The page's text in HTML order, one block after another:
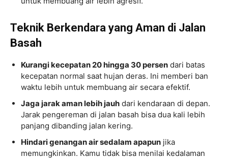
Teknik Berkendara yang Aman di Jalan
Basah
Kurangi kecepatan 20 hingga 30 persen dari batas
kecepatan normal saat hujan deras. Ini memberi ban
waktu lebih untuk membuang air secara efektif.
Jaga jarak aman lebih jauh dari kendaraan di depan.
Jarak pengereman di jalan basah bisa dua kali lebih
panjang dibanding jalan kering.
Hindari genangan air sedalam apapun jika
memungkinkan. Kamu tidak bisa menilai kedalaman